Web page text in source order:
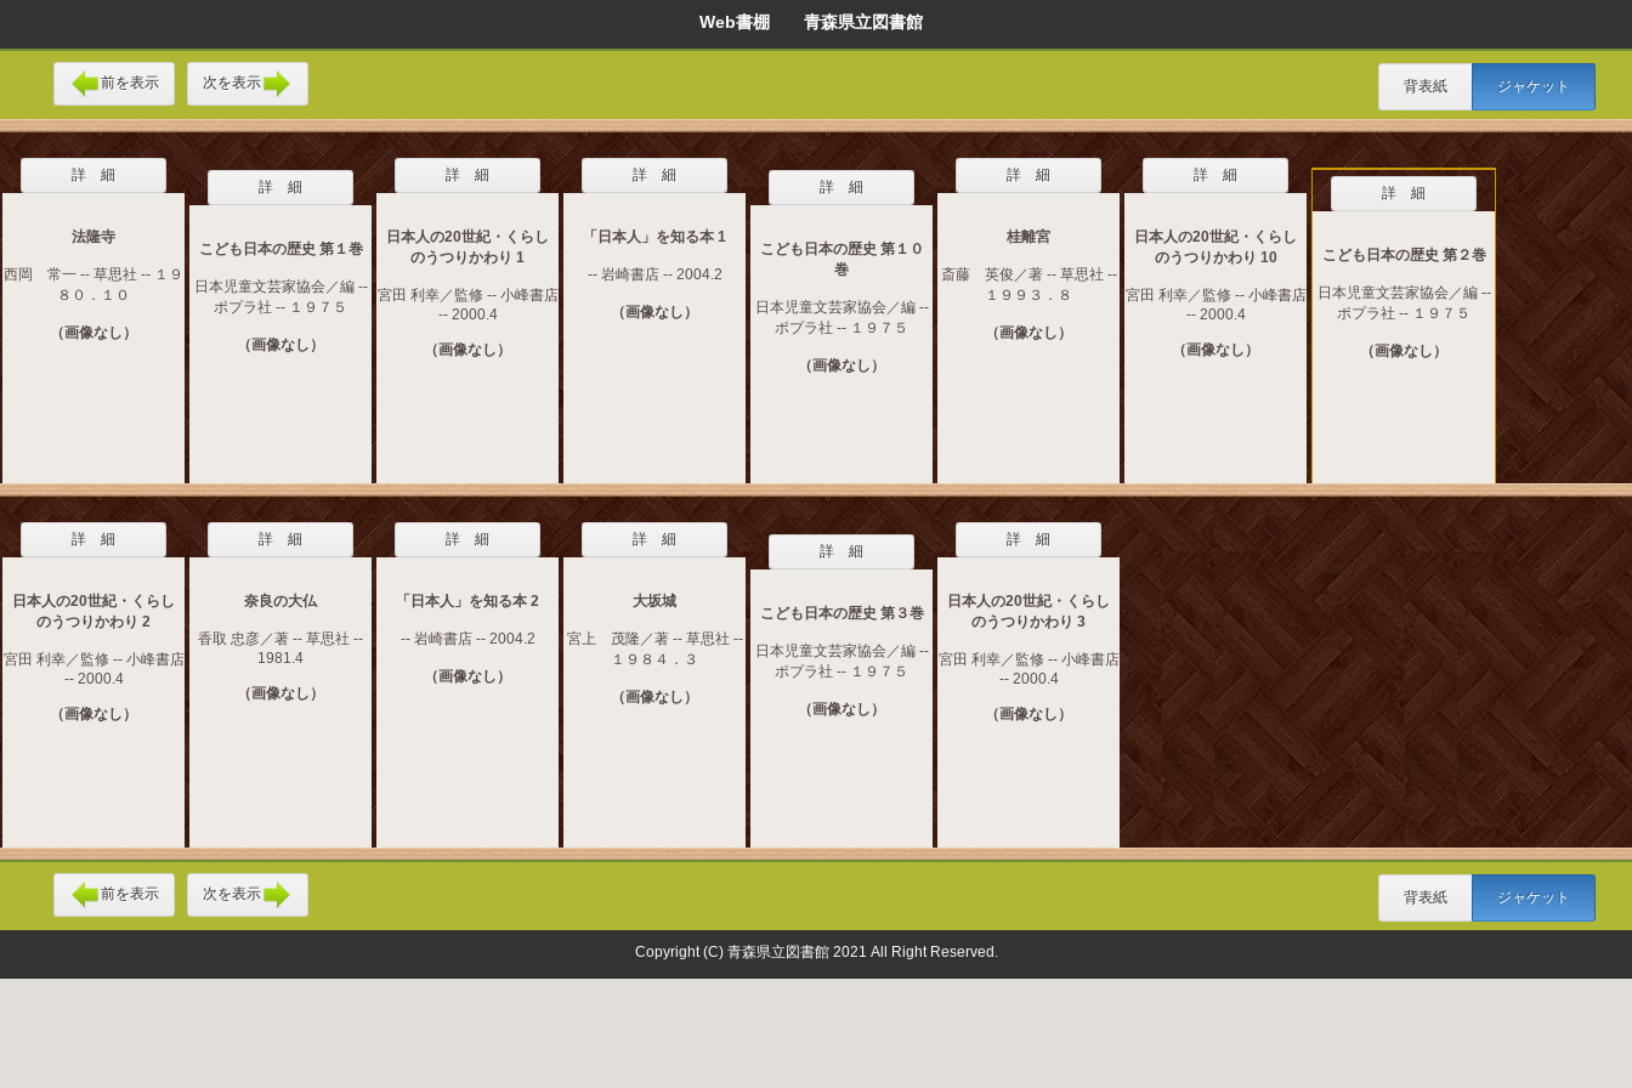
Web書棚 青森県立図書館
前を表示 次を表示 背表紙 ジャケット
詳 細
法隆寺
西岡 常一 -- 草思社 -- １９
８０．１０
（画像なし）
詳 細
こども日本の歴史 第１巻
日本児童文芸家協会／編 --
ポプラ社 -- １９７５
（画像なし）
詳 細
日本人の20世紀・くらし
のうつりかわり 1
宮田 利幸／監修 -- 小峰書店
-- 2000.4
（画像なし）
詳 細
「日本人」を知る本 1
-- 岩崎書店 -- 2004.2
（画像なし）
詳 細
こども日本の歴史 第１０
巻
日本児童文芸家協会／編 --
ポプラ社 -- １９７５
（画像なし）
詳 細
桂離宮
斎藤 英俊／著 -- 草思社 --
１９９３．８
（画像なし）
詳 細
日本人の20世紀・くらし
のうつりかわり 10
宮田 利幸／監修 -- 小峰書店
-- 2000.4
（画像なし）
詳 細
こども日本の歴史 第２巻
日本児童文芸家協会／編 --
ポプラ社 -- １９７５
（画像なし）
詳 細
日本人の20世紀・くらし
のうつりかわり 2
宮田 利幸／監修 -- 小峰書店
-- 2000.4
（画像なし）
詳 細
奈良の大仏
香取 忠彦／著 -- 草思社 --
1981.4
（画像なし）
詳 細
「日本人」を知る本 2
-- 岩崎書店 -- 2004.2
（画像なし）
詳 細
大坂城
宮上 茂隆／著 -- 草思社 --
１９８４．３
（画像なし）
詳 細
こども日本の歴史 第３巻
日本児童文芸家協会／編 --
ポプラ社 -- １９７５
（画像なし）
詳 細
日本人の20世紀・くらし
のうつりかわり 3
宮田 利幸／監修 -- 小峰書店
-- 2000.4
（画像なし）
前を表示 次を表示 背表紙 ジャケット
Copyright (C) 青森県立図書館 2021 All Right Reserved.